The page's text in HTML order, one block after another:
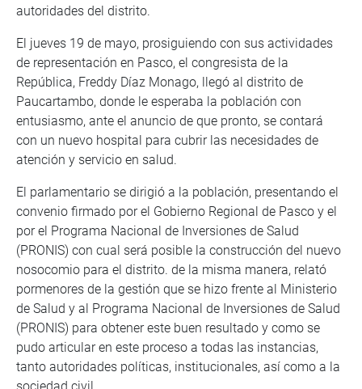
autoridades del distrito.
El jueves 19 de mayo, prosiguiendo con sus actividades
de representación en Pasco, el congresista de la
República, Freddy Díaz Monago, llegó al distrito de
Paucartambo, donde le esperaba la población con
entusiasmo, ante el anuncio de que pronto, se contará
con un nuevo hospital para cubrir las necesidades de
atención y servicio en salud.
El parlamentario se dirigió a la población, presentando el
convenio firmado por el Gobierno Regional de Pasco y el
por el Programa Nacional de Inversiones de Salud
(PRONIS) con cual será posible la construcción del nuevo
nosocomio para el distrito. de la misma manera, relató
pormenores de la gestión que se hizo frente al Ministerio
de Salud y al Programa Nacional de Inversiones de Salud
(PRONIS) para obtener este buen resultado y como se
pudo articular en este proceso a todas las instancias,
tanto autoridades políticas, institucionales, así como a la